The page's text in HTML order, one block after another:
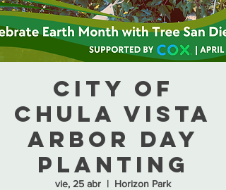
City of
Chula Vista
Arbor Day
Planting
vie, 25 abr
  |
Horizon Park